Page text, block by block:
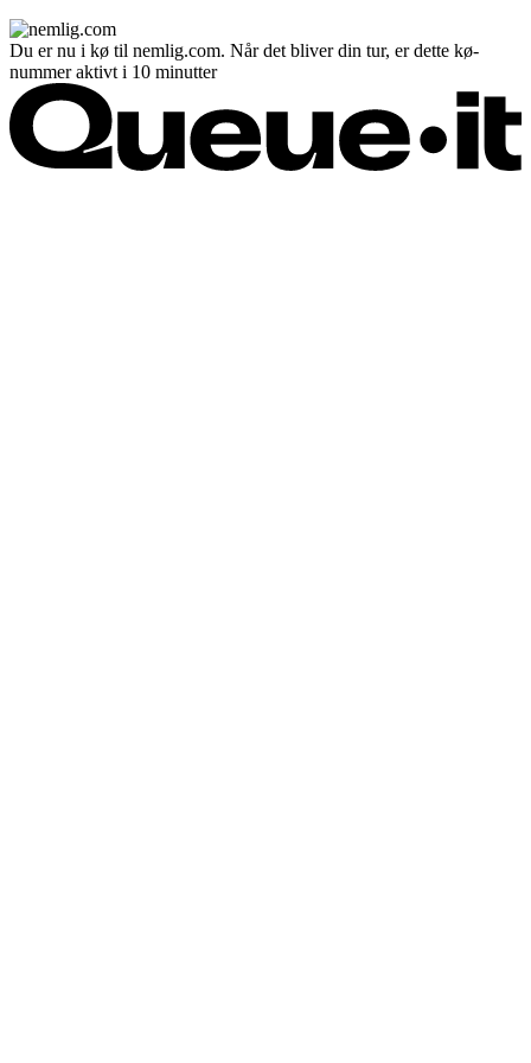
Du er nu i kø til nemlig.com. Når det bliver din tur, er dette kø-
nummer aktivt i 10 minutter